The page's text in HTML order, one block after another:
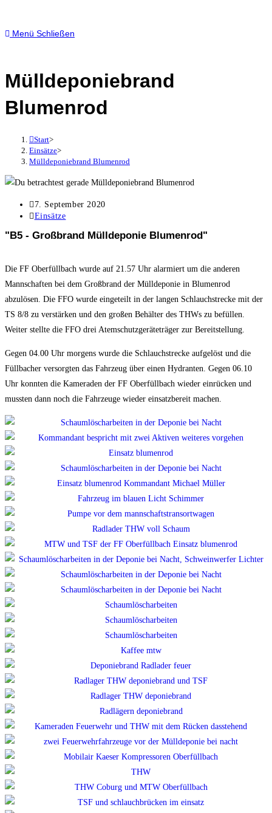
Menü Schließen
Mülldeponiebrand
Blumenrod
Start>
Einsätze>
Mülldeponiebrand Blumenrod
7. September 2020
Einsätze
"B5 - Großbrand Mülldeponie Blumenrod"
Die FF Oberfüllbach wurde auf 21.57 Uhr alarmiert um die anderen
Mannschaften bei dem Großbrand der Mülldeponie in Blumenrod
abzulösen. Die FFO wurde eingeteilt in der langen Schlauchstrecke mit der
TS 8/8 zu verstärken und den großen Behälter des THWs zu befüllen.
Weiter stellte die FFO drei Atemschutzgeräteträger zur Bereitstellung.
Gegen 04.00 Uhr morgens wurde die Schlauchstrecke aufgelöst und die
Füllbacher versorgten das Fahrzeug über einen Hydranten. Gegen 06.10
Uhr konnten die Kameraden der FF Oberfüllbach wieder einrücken und
mussten dann noch die Fahrzeuge wieder einsatzbereit machen.